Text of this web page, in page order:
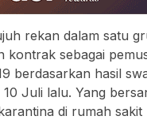
rekan dalam satu
kontrak sebagai
berdasarkan hasil
Juli lalu. Yang
di rumah